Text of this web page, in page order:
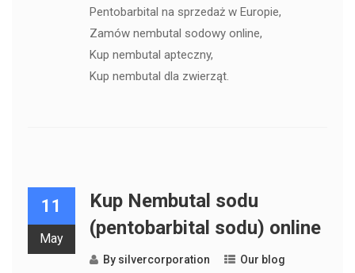
Pentobarbital na sprzedaż w Europie,
Zamów nembutal sodowy online,
Kup nembutal apteczny,
Kup nembutal dla zwierząt.
11
May
Kup Nembutal sodu
(pentobarbital sodu) online
By silvercorporation
Our blog